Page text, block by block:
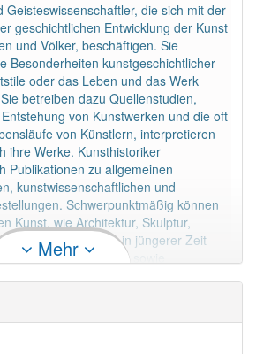
Beispiele
Beispiele
10
-kunsthistoriker: 1
-kunsthistorikeraber mit einem
Geisteswissenschaftler, die sich mit der
geschichtlichen Entwicklung der Kunst
und Völker, beschäftigen. Sie
Besonderheiten kunstgeschichtlicher
oder das Leben und das Werk
betreiben dazu Quellenstudien,
von Kunstwerken und die oft
von Künstlern, interpretieren
ihre Werke. Kunsthistoriker
Publikationen zu allgemeinen
kunstwissenschaftlichen und
Schwerpunktmäßig können
Kunst, wie Architektur, Skulptur,
Kunstgewerbes, in jüngerer Zeit
Film- und Videokunst sowie
Mehr